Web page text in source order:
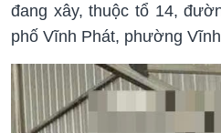
đang xây, thuộc tổ 14,
phố Vĩnh Phát, phường